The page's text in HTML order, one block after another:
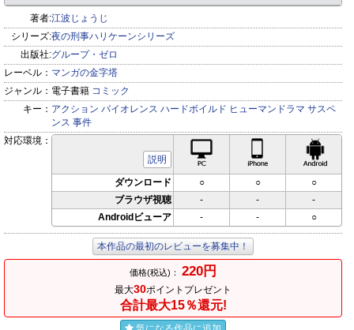
著者:江波じょうじ
シリーズ:夜の刑事ハリケーンシリーズ
出版社:グループ・ゼロ
レーベル： マンガの金字塔
ジャンル： 電子書籍 コミック
キー： アクション バイオレンス ハードボイルド ヒューマンドラマ サスペ
ンス 事件
対応環境：
説明
iPhone対応
ダウンロード ○ ○
○
ブラウザ視聴
- -
-
Androidビューア
- - ○
本作品の最初のレビューを募集中！
価格(税込)： 220円
最大30ポイントプレゼント
合計最大15％還元!